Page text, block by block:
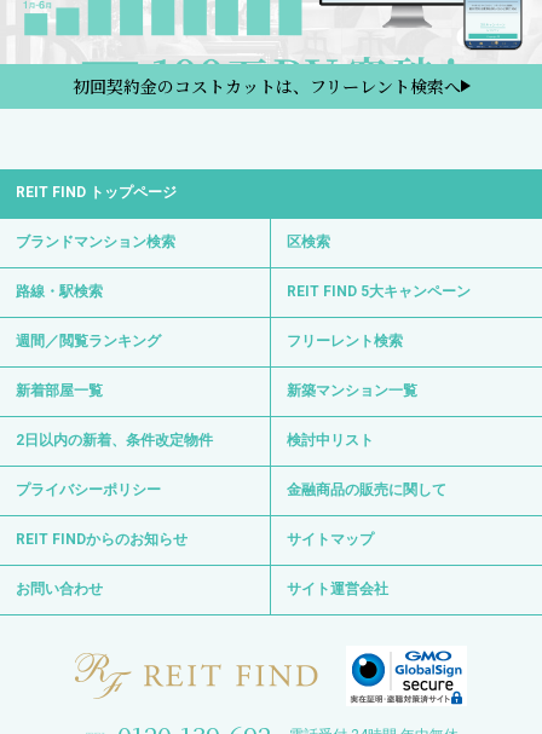
初回契約金のコストカットは、フリーレント検索へ
REIT FIND トップページ
ブランドマンション検索 区検索
路線・駅検索 REIT FIND 5大キャンペーン
週間／閲覧ランキング フリーレント検索
新着部屋一覧 新築マンション一覧
2日以内の新着、条件改定物件 検討中リスト
プライバシーポリシー 金融商品の販売に関して
REIT FINDからのお知らせ サイトマップ
お問い合わせ サイト運営会社